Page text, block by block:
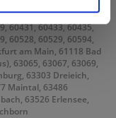
60322, 60323, 60325,
60431, 60433, 60435,
60528, 60529, 60594,
am Main, 61118 Bad
63065, 63067, 63069,
63303 Dreieich,
Maintal, 63486
63526 Erlensee,